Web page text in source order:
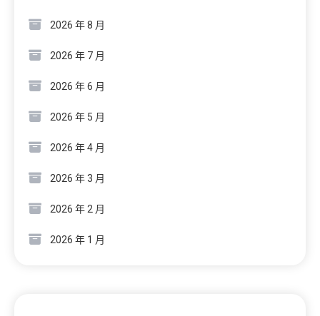
2026 年 8 月
2026 年 7 月
2026 年 6 月
2026 年 5 月
2026 年 4 月
2026 年 3 月
2026 年 2 月
2026 年 1 月